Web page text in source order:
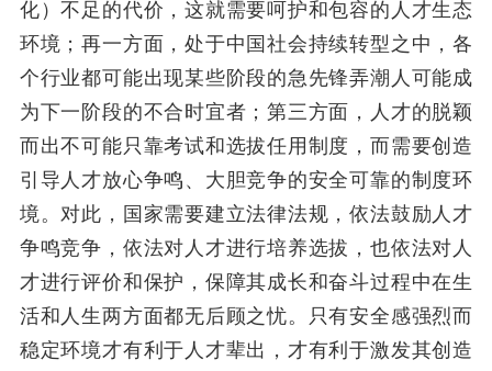
化）不足的代价，这就需要呵护和包容的人才生态
环境；再一方面，处于中国社会持续转型之中，各
个行业都可能出现某些阶段的急先锋弄潮人可能成
为下一阶段的不合时宜者；第三方面，人才的脱颖
而出不可能只靠考试和选拔任用制度，而需要创造
引导人才放心争鸣、大胆竞争的安全可靠的制度环
境。对此，国家需要建立法律法规，依法鼓励人才
争鸣竞争，依法对人才进行培养选拔，也依法对人
才进行评价和保护，保障其成长和奋斗过程中在生
活和人生两方面都无后顾之忧。只有安全感强烈而
稳定环境才有利于人才辈出，才有利于激发其创造